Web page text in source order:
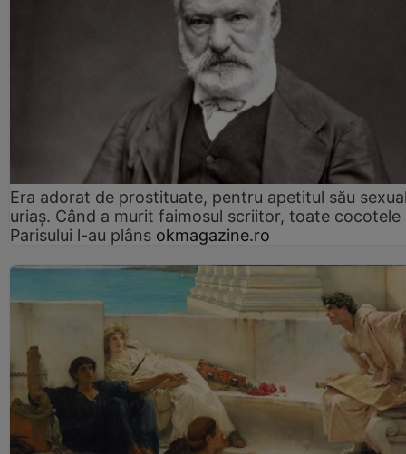
Era adorat de prostituate, pentru apetitul său
uriaș. Când a murit faimosul scriitor, toate cocotele
Parisului l-au plâns okmagazine.ro